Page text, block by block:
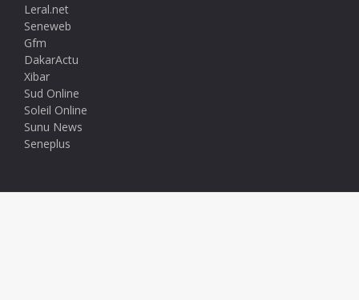
Leral.net
Seneweb
Gfm
DakarActu
Xibar
Sud Online
Soleil Online
Sunu News
Seneplus